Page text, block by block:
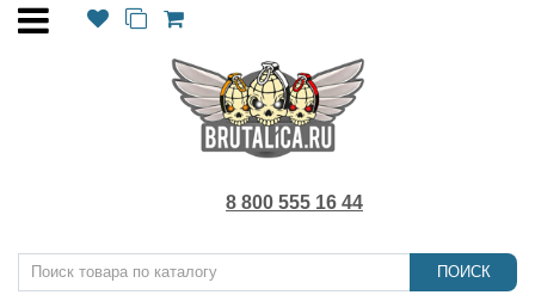
8 800 555 16 44
ПОИСК